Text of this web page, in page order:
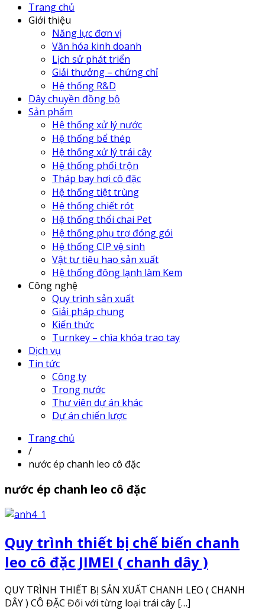
Trang chủ
Giới thiệu
Năng lực đơn vị
Văn hóa kinh doanh
Lịch sử phát triển
Giải thưởng – chứng chỉ
Hệ thống R&D
Dây chuyền đồng bộ
Sản phẩm
Hệ thống xử lý nước
Hệ thống bể thép
Hệ thống xử lý trái cây
Hệ thống phối trộn
Tháp bay hơi cô đặc
Hệ thống tiệt trùng
Hệ thống chiết rót
Hệ thống thổi chai Pet
Hệ thống phụ trợ đóng gói
Hệ thống CIP vệ sinh
Vật tư tiêu hao sản xuất
Hệ thống đông lạnh làm Kem
Công nghệ
Quy trình sản xuất
Giải pháp chung
Kiến thức
Turnkey – chìa khóa trao tay
Dịch vụ
Tin tức
Công ty
Trong nước
Thư viên dự án khác
Dự án chiến lược
Trang chủ
/
nước ép chanh leo cô đặc
nước ép chanh leo cô đặc
Quy trình thiết bị chế biến chanh
leo cô đặc JIMEI ( chanh dây )
QUY TRÌNH THIẾT BỊ SẢN XUẤT CHANH LEO ( CHANH
DÂY ) CÔ ĐẶC Đối với từng loại trái cây […]